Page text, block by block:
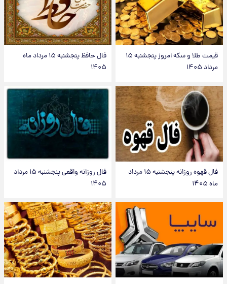
قیمت طلا و سکه امروز پنجشنبه ۱۵
مرداد ۱۴۰۵
فال حافظ پنجشنبه ۱۵ مرداد ماه
۱۴۰۵
فال قهوه روزانه پنجشنبه ۱۵ مرداد
ماه ۱۴۰۵
فال روزانه واقعی پنجشنبه ۱۵ مرداد
۱۴۰۵